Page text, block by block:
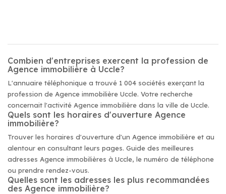
Combien d'entreprises exercent la profession de
Agence immobilière à Uccle?
L'annuaire téléphonique a trouvé 1 004 sociétés exerçant la
profession de Agence immobilière Uccle. Votre recherche
concernait l'activité Agence immobilière dans la ville de Uccle.
Quels sont les horaires d'ouverture Agence
immobilière?
Trouver les horaires d'ouverture d'un Agence immobilière et au
alentour en consultant leurs pages. Guide des meilleures
adresses Agence immobilières à Uccle, le numéro de téléphone
ou prendre rendez-vous.
Quelles sont les adresses les plus recommandées
des Agence immobilière?